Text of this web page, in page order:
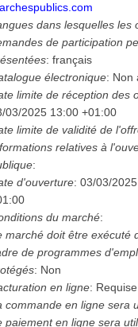
dans lesquelles les
de participation
: français
électronique: Non
limite de réception des
03/2025 13:00 +01:00
limite de validité de
relatives à
:
d'ouverture: 03/03/2025
du marché:
marché doit être exécuté
de programmes
: Non
en ligne: Requise
commande en ligne sera
paiement en ligne sera